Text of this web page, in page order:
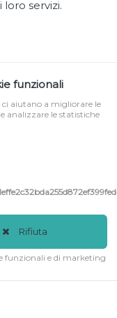
servizi.
funzionali
ci aiutano a migliorare le
analizzare le statistiche
Rifiuta
funzionali e di marketing